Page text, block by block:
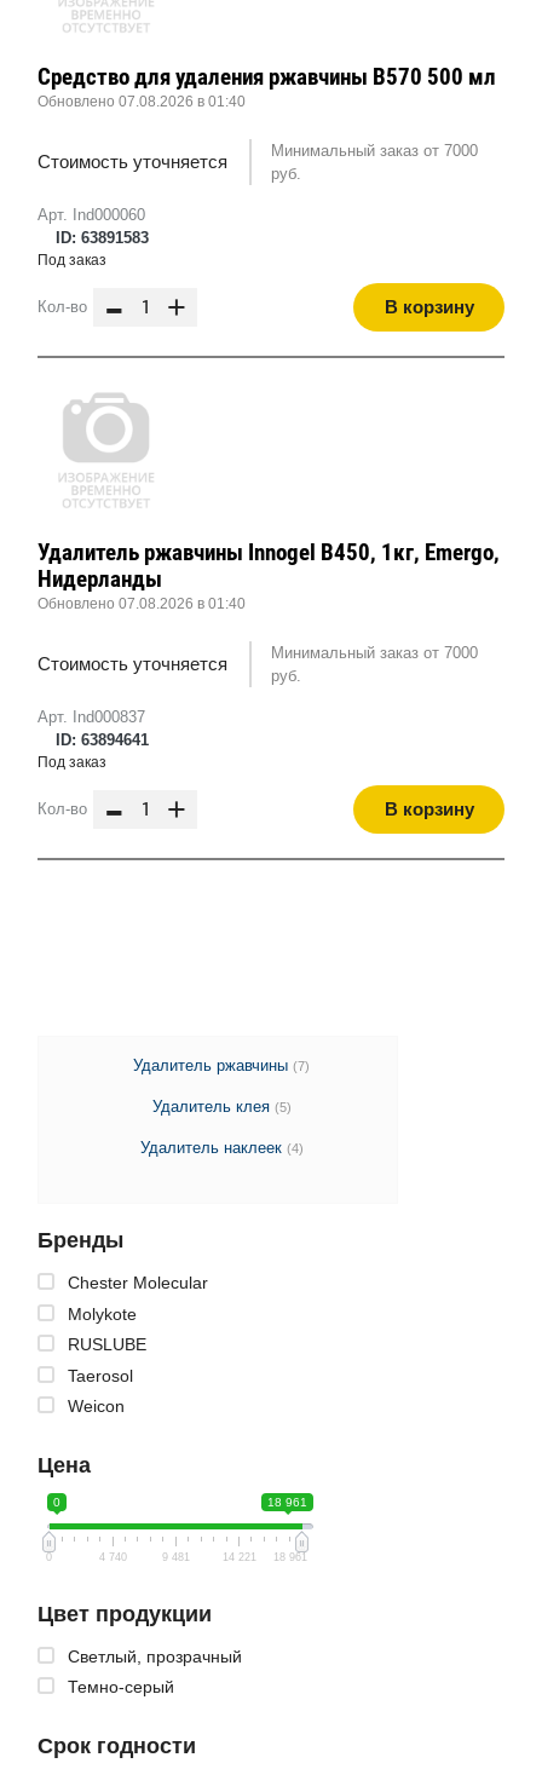
Удалитель ржавчины (7)
Удалитель клея (5)
Удалитель наклеек (4)
Бренды
Chester Molecular
Molykote
RUSLUBE
Taerosol
Weicon
Цена
0 18 961
0 4 740 9 481 14 221 18 961
Цвет продукции
Светлый, прозрачный
Темно-серый
Срок годности
Арт. Ind000060
ID: 63891583
Средство для удаления ржавчины B570 500 мл
Обновлено 07.08.2026 в 01:40
Стоимость уточняется
Минимальный заказ от 7000
руб.
Под заказ
Кол-во - + В корзину
Арт. Ind000837
ID: 63894641
Удалитель ржавчины Innogel B450, 1кг, Emergo,
Нидерланды
Обновлено 07.08.2026 в 01:40
Стоимость уточняется
Минимальный заказ от 7000
руб.
Под заказ
Кол-во - + В корзину